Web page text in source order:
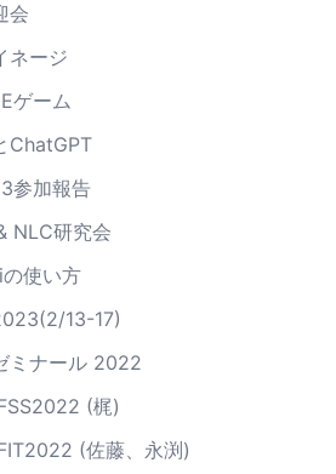
会
ネージ
ゲーム
ChatGPT
参加報告
NLC研究会
使い方
13-17)
ミナール 2022
(梶)
(佐藤、永渕)